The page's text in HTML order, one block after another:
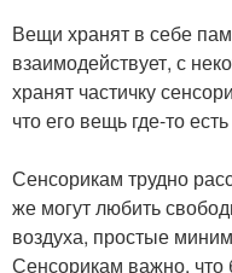
Вещи хранят в себе
взаимодействует, с
хранят частичку
что его вещь где-то
Сенсорикам трудно
же могут любить
воздуха, простые
Сенсорикам важно,